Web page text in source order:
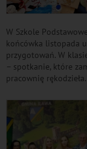
W Szkole
końcówka listopada
przygotowań. W
– spotkanie, które
pracownię rękodzieła.